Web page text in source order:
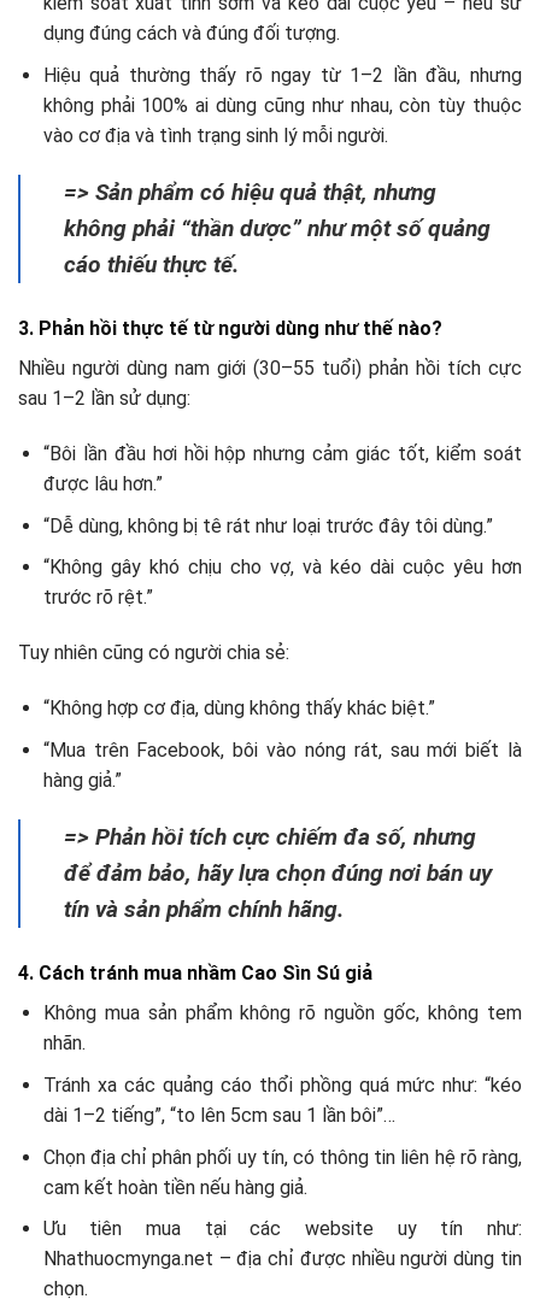
dụng đúng cách và đúng đối tượng.
Hiệu quả thường thấy rõ ngay từ 1–2 lần đầu, nhưng
không phải 100% ai dùng cũng như nhau, còn tùy thuộc
vào cơ địa và tình trạng sinh lý mỗi người.
=> Sản phẩm có hiệu quả thật, nhưng
không phải “thần dược” như một số quảng
cáo thiếu thực tế.
3. Phản hồi thực tế từ người dùng như thế nào?
Nhiều người dùng nam giới (30–55 tuổi) phản hồi tích cực
sau 1–2 lần sử dụng:
“Bôi lần đầu hơi hồi hộp nhưng cảm giác tốt, kiểm soát
được lâu hơn.”
“Dễ dùng, không bị tê rát như loại trước đây tôi dùng.”
“Không gây khó chịu cho vợ, và kéo dài cuộc yêu hơn
trước rõ rệt.”
Tuy nhiên cũng có người chia sẻ:
“Không hợp cơ địa, dùng không thấy khác biệt.”
“Mua trên Facebook, bôi vào nóng rát, sau mới biết là
hàng giả.”
=> Phản hồi tích cực chiếm đa số, nhưng
để đảm bảo, hãy lựa chọn đúng nơi bán uy
tín và sản phẩm chính hãng.
4. Cách tránh mua nhầm Cao Sìn Sú giả
Không mua sản phẩm không rõ nguồn gốc, không tem
nhãn.
Tránh xa các quảng cáo thổi phồng quá mức như: “kéo
dài 1–2 tiếng”, “to lên 5cm sau 1 lần bôi”…
Chọn địa chỉ phân phối uy tín, có thông tin liên hệ rõ ràng,
cam kết hoàn tiền nếu hàng giả.
Ưu tiên mua tại các website uy tín như:
Nhathuocmynga.net – địa chỉ được nhiều người dùng tin
chọn.